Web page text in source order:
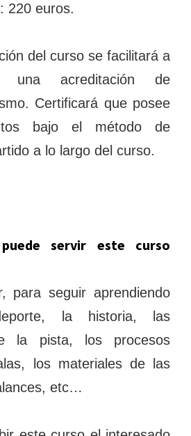
220 euros.
del curso se facilitará a
una acreditación de
Certificará que posee
bajo el método de
a lo largo del curso.
servir este curso
para seguir aprendiendo
la historia, las
la pista, los procesos
los materiales de las
etc…